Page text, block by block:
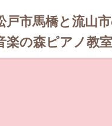
戸市馬橋と流山
楽の森ピアノ教室